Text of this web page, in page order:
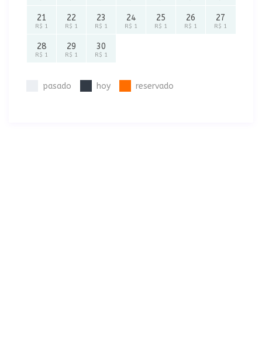
21
R$ 1
22
R$ 1
23
R$ 1
24
R$ 1
25
R$ 1
26
R$ 1
27
R$ 1
28
R$ 1
29
R$ 1
30
R$ 1
pasado hoy reservado